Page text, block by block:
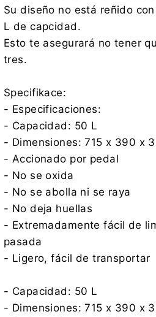
Su diseño no está reñido
L de capcidad.
Esto te asegurará no tener
tres.
Specifikace:
- Especificaciones:
- Capacidad: 50 L
- Dimensiones: 715 x 390 x
- Accionado por pedal
- No se oxida
- No se abolla ni se raya
- No deja huellas
- Extremadamente fácil de
pasada
- Ligero, fácil de transportar
- Capacidad: 50 L
- Dimensiones: 715 x 390 x